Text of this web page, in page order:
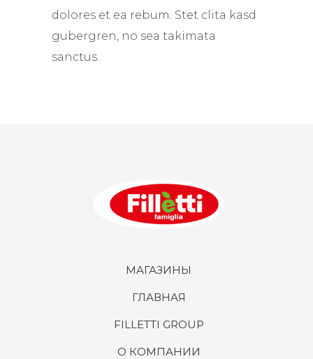
dolores et ea rebum. Stet clita kasd
gubergren, no sea takimata
sanctus.
ГЛАВНАЯ
О КОМПАНИИ
FILLETTI GROUP
МАГАЗИНЫ